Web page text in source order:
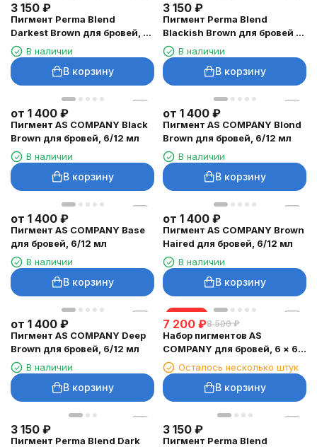
3 150 ₽
Пигмент Perma Blend
Darkest Brown для бровей, 15
мл В наличии
В корзину
3 150 ₽
Пигмент Perma Blend
Blackish Brown для бровей и
век, 15 мл
В наличии
В корзину
от 1 400 ₽
Пигмент AS COMPANY Black
Brown для бровей, 6/12 мл
В наличии
В корзину
от 1 400 ₽
Пигмент AS COMPANY Blond
Brown для бровей, 6/12 мл
В наличии
В корзину
от 1 400 ₽
Пигмент AS COMPANY Base
для бровей, 6/12 мл
В наличии
В корзину
от 1 400 ₽
Пигмент AS COMPANY Brown
Haired для бровей, 6/12 мл
В наличии
В корзину
от 1 400 ₽
Пигмент AS COMPANY Deep
Brown для бровей, 6/12 мл
В наличии
В корзину
скидка
7 200 ₽8 500 ₽
Набор пигментов AS
COMPANY для бровей, 6 × 6
мл Осталось несколько штук
В корзину
3 150 ₽
Пигмент Perma Blend Dark
3 150 ₽
Пигмент Perma Blend